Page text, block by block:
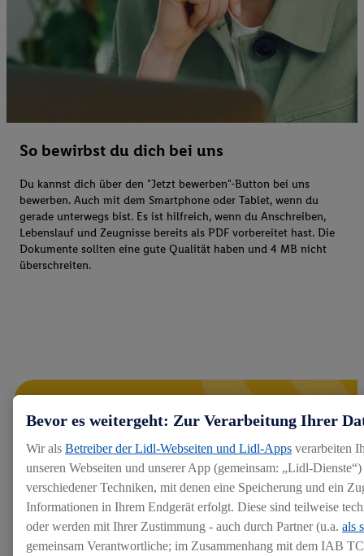
So bewirbst du dich bei uns
Du kannst dich über den "Jetzt bewerben"-Button bei uns
bewerben. Auch mit dem Smartphone oder Tablet, wenn du
gerade unterwegs bist. Es ist hilfreich, wenn du Anschreiben,
Lebenslauf und Zeugnisse bereits als PDF vorbereitet hast. Die
Dokumente sollten eine gute Qualität haben und 4 MB nicht
überschreiten.
Bevor es weitergeht: Zur Verarbeitung Ihrer
Wir als Betreiber der Lidl-Webseiten und Lidl-Apps verarbeiten
unseren Webseiten und unserer App (gemeinsam: „Lidl-
verschiedener Techniken, mit denen eine Speicherung und ein
Informationen in Ihrem Endgerät erfolgt. Diese sind teilweise
oder werden mit Ihrer Zustimmung - auch durch Partner (u.a. als
gemeinsam Verantwortliche; im Zusammenhang mit dem IAB